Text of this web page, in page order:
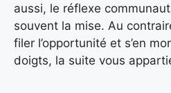
aussi, le réflexe
souvent la mise. Au
filer l’opportunité et s’en
doigts, la suite vous